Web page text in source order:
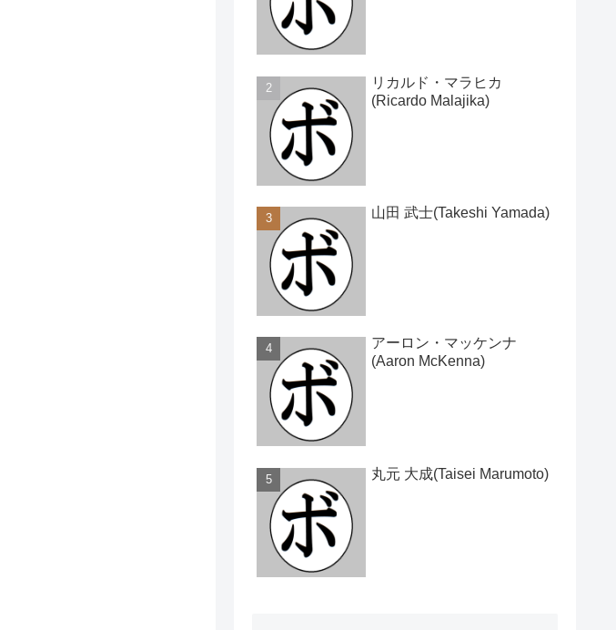
リカルド・マラヒカ
(Ricardo Malajika)
山田 武士(Takeshi Yamada)
アーロン・マッケンナ
(Aaron McKenna)
丸元 大成(Taisei Marumoto)